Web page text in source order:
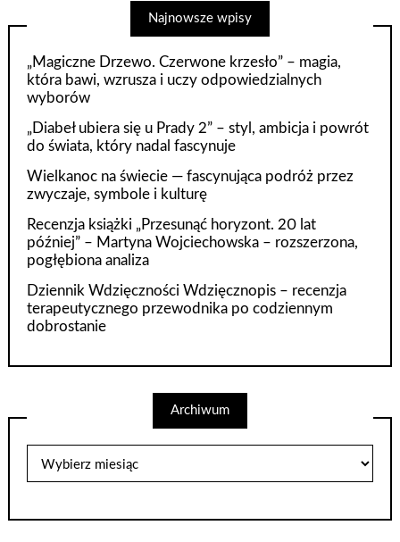
Najnowsze wpisy
„Magiczne Drzewo. Czerwone krzesło” – magia,
która bawi, wzrusza i uczy odpowiedzialnych
wyborów
„Diabeł ubiera się u Prady 2” – styl, ambicja i powrót
do świata, który nadal fascynuje
Wielkanoc na świecie — fascynująca podróż przez
zwyczaje, symbole i kulturę
Recenzja książki „Przesunąć horyzont. 20 lat
później” – Martyna Wojciechowska – rozszerzona,
pogłębiona analiza
Dziennik Wdzięczności Wdzięcznopis – recenzja
terapeutycznego przewodnika po codziennym
dobrostanie
Archiwum